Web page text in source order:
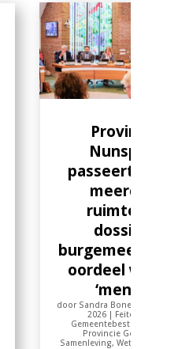
Provincie:
Nunspeet
passeert ons
meerdere
ruimtelijke
dossiers;
burgemeester
oordeel weg
‘mening’
door Sandra Bonestroo
2026| Feitencheck
Gemeentebestuur
Provincie Gelderland
Samenleving,Wet open